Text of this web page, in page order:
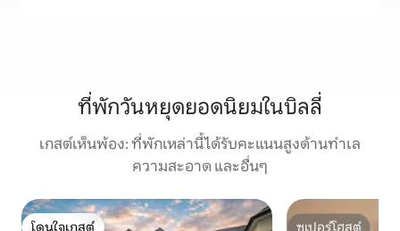
ที่พักวันหยุดยอดนิยมในบิลลี่
เกสต์เห็นพ้อง: ที่พักเหล่านี้ได้รับคะแนนสูงด้านทำเล
ความสะอาด และอื่นๆ
โดนใจเกสต์ ซูเปอร์โฮสต์